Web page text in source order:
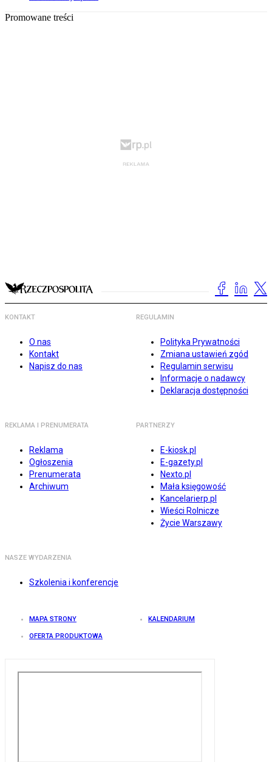
Promowane treści
KONTAKT
O nas
Kontakt
Napisz do nas
REGULAMIN
Polityka Prywatności
Zmiana ustawień zgód
Regulamin serwisu
Informacje o nadawcy
Deklaracja dostępności
REKLAMA I PRENUMERATA
Reklama
Ogłoszenia
Prenumerata
Archiwum
PARTNERZY
E-kiosk.pl
E-gazety.pl
Nexto.pl
Mała księgowość
Kancelarierp.pl
Wieści Rolnicze
Życie Warszawy
NASZE WYDARZENIA
Szkolenia i konferencje
MAPA STRONY KALENDARIUM
OFERTA PRODUKTOWA